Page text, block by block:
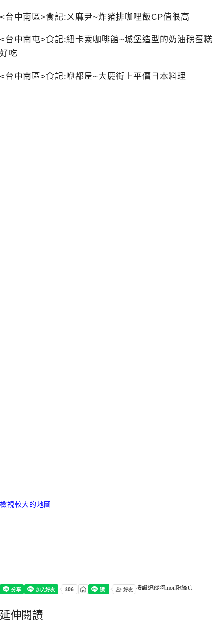
<台中南區>食記:ㄨ麻尹~炸豬排咖哩飯CP值很高
<台中南屯>食記:紐卡索咖啡館~城堡造型的奶油磅蛋糕
好吃
<台中南區>食記:咿都屋~大慶街上平價日本料理
檢視較大的地圖
按讚追蹤阿mon粉絲頁
延伸閱讀